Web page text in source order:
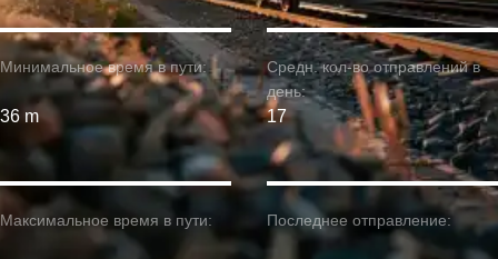
Минимальное время в пути:
36 m
Максимальное время в пути:
Средн. кол-во отправлений в
день:
17
Последнее отправление: